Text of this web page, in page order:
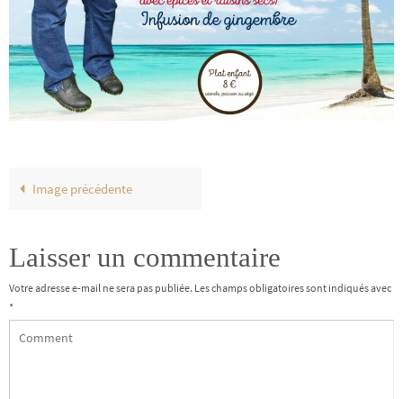
Image précédente
Laisser un commentaire
Votre adresse e-mail ne sera pas publiée. Les champs obligatoires sont indiqués avec
*